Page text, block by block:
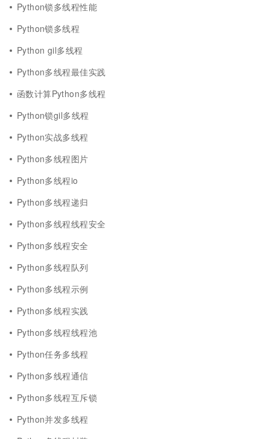
Python锁多线程性能
Python锁多线程
Python gil多线程
Python多线程最佳实践
函数计算Python多线程
Python锁gil多线程
Python实战多线程
Python多线程图片
Python多线程io
Python多线程递归
Python多线程线程安全
Python多线程安全
Python多线程队列
Python多线程示例
Python多线程实践
Python多线程线程池
Python任务多线程
Python多线程通信
Python多线程互斥锁
Python并发多线程